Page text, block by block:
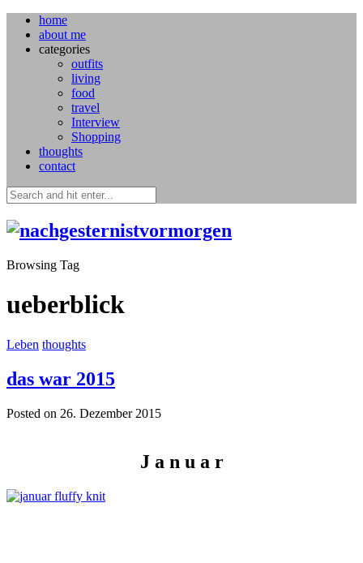
home
about me
categories
outfits
living
food
travel
Interview
Shopping
thoughts
contact
Browsing Tag
ueberblick
Leben thoughts
das war 2015
Posted on 26. Dezember 2015
J a n u a r